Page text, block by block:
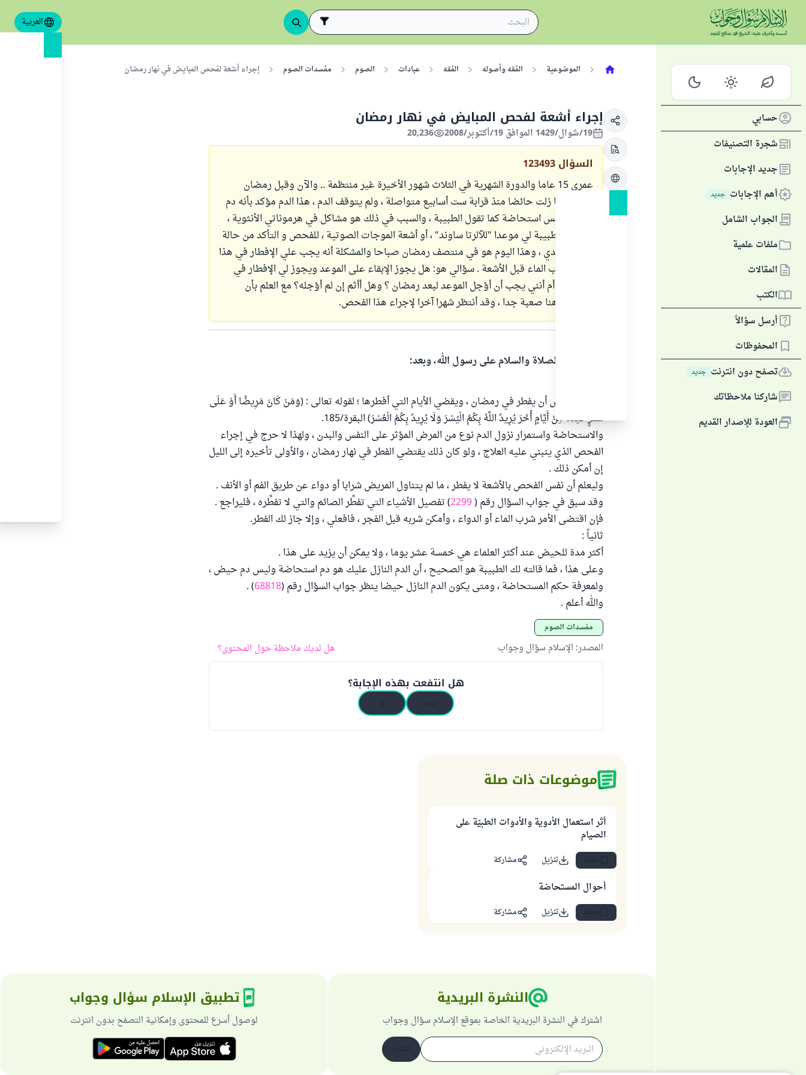
العربية
حسابي
شجرة التصنيفات
جديد الإجابات
أهم الإجابات جديد
الجواب الشامل
ملفات علمية
المقالات
الكتب
أرسل سؤالاً
المحفوظات
تصفح دون انترنت جديد
شاركنا ملاحظاتك
العودة للإصدار القديم
الموضوعية الفقه وأصوله الفقه عبادات الصوم مفسدات الصوم إجراء أشعة لفحص المبايض في نهار رمضان
إجراء أشعة لفحص المبايض في نهار رمضان
19/شوال/1429 الموافق 19/أكتوبر/2008 20,236
السؤال 123493
عمري 15 عاما والدورة الشهرية في الثلاث شهور الأخيرة غير منتظمة .. والآن وقبل رمضان
بيومين ما زلت حائضا منذ قرابة ست أسابيع متواصلة ، ولم يتوقف الدم ، هذا الدم مؤكد بأنه دم
حيض وليس استحاضة كما تقول الطبيبة ، والسبب في ذلك هو مشاكل في هرموناتي الأنثوية ،
وضعت الطبيبة لي موعدا "للآلرتا ساوند" ، أو أشعة الموجات الصوتية ، للفحص و التأكد من حالة
المبايض لدي ، وهذا اليوم هو في منتصف رمضان صباحا والمشكلة أنه يجب علي الإفطار في هذا
اليوم لشرب الماء قبل الأشعة . سؤالي هو: هل يجوز الإبقاء على الموعد ويجوز لي الإفطار في
هذا اليوم أم أنني يجب أن أؤجل الموعد لبعد رمضان ؟ وهل أأثم إن لم أؤجله؟ مع العلم بأن
المواعيد هنا صعبة جدا ، وقد أنتظر شهرا آخرا لإجراء هذا الفحص.
الحمد لله والصلاة والسلام على رسول الله، وبعد:
يجوز للمريض أن يفطر في رمضان ، ويقضي الأيام التي أفطرها ؛ لقوله تعالى : (وَمَنْ كَانَ مَرِيضًا أَوْ عَلَى
سَفَرٍ فَعِدَّةٌ مِنْ أَيَّامٍ أُخَرَ يُرِيدُ اللَّهُ بِكُمُ الْيُسْرَ وَلَا يُرِيدُ بِكُمُ الْعُسْرَ) البقرة/185.
والاستحاضة واستمرار نزول الدم نوع من المرض المؤثر على النفس والبدن ، ولهذا لا حرج في إجراء
الفحص الذي ينبني عليه العلاج ، ولو كان ذلك يقتضي الفطر في نهار رمضان ، والأولى تأخيره إلى الليل
إن أمكن ذلك .
وليعلم أن نفس الفحص بالأشعة لا يفطر ، ما لم يتناول المريض شرابا أو دواء عن طريق الفم أو الأنف .
وقد سبق في جواب السؤال رقم (2299) تفصيل الأشياء التي تفطِّر الصائم والتي لا تفطِّره ، فليراجع .
فإن اقتضى الأمر شرب الماء أو الدواء ، وأمكن شربه قبل الفجر ، فافعلي ، وإلا جاز لك الفطر.
ثانياً :
أكثر مدة للحيض عند أكثر العلماء هي خمسة عشر يوما ، ولا يمكن أن يزيد على هذا .
وعلى هذا ، فما قالته لك الطبيبة هو الصحيح ، أن الدم النازل عليك هو دم استحاضة وليس دم حيض ،
ولمعرفة حكم المستحاضة ، ومتى يكون الدم النازل حيضا ينظر جواب السؤال رقم (68818
) .
والله أعلم .
مفسدات الصوم
المصدر: الإسلام سؤال وجواب هل لديك ملاحظة حول المحتوى؟
هل انتفعت بهذه الإجابة؟
موضوعات ذات صلة
أثر استعمال الأدوية والأدوات الطبيّة على
الصيام
تنزيل مشاركة
أحوال المستحاضة
تنزيل مشاركة
النشرة البريدية
اشترك في النشرة البريدية الخاصة بموقع الإسلام سؤال وجواب
تطبيق الإسلام سؤال وجواب
لوصول أسرع للمحتوى وإمكانية التصفح بدون انترنت